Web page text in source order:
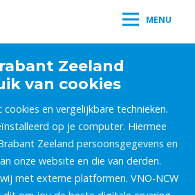
MENU
Zeeland
van cookies
en vergelijkbare technieken.
op je computer. Hiermee
Zeeland persoonsgegevens en
onze website en die van derden.
met externe platformen. VNO-NCW